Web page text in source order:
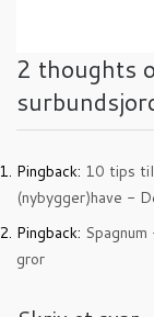
2 thoughts
Pingback: 10 tips
(nybygger)have -
Pingback:
gror